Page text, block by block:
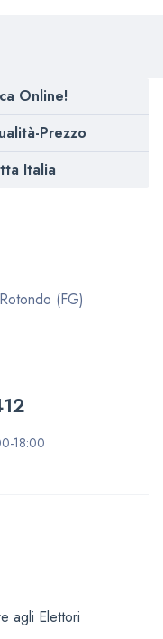
Online!
Prezzo
Italia
(FG)
18:00
agli Elettori